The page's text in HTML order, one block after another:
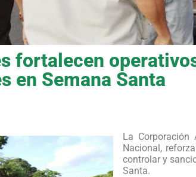
fortalecen
en Semana Santa
La Corporación
Nacional,
controlar y
Santa.